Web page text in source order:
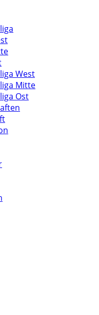
West
Mitte
Ost